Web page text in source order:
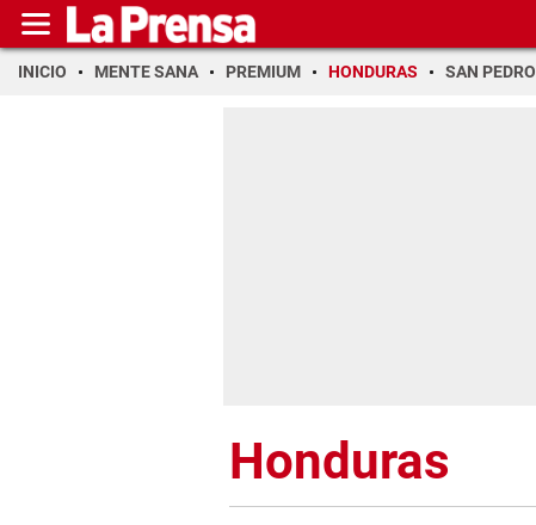
INICIO MENTE SANA PREMIUM HONDURAS SAN PEDRO
Honduras